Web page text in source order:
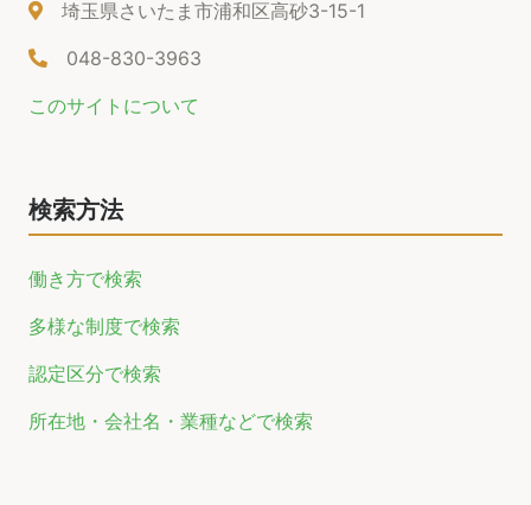
埼玉県さいたま市浦和区高砂3-15-1
048-830-3963
このサイトについて
検索方法
働き方で検索
多様な制度で検索
認定区分で検索
所在地・会社名・業種などで検索